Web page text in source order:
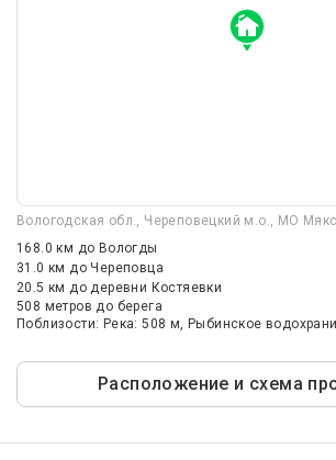
Вологодская обл., Череповецкий м.о., МО
168.0 км до Вологды
31.0 кмдо Череповца
20.5 кмдо деревни Костяевки
508 метров до берега
Поблизости: Река: 508 м, Рыбинское
Расположение и схема